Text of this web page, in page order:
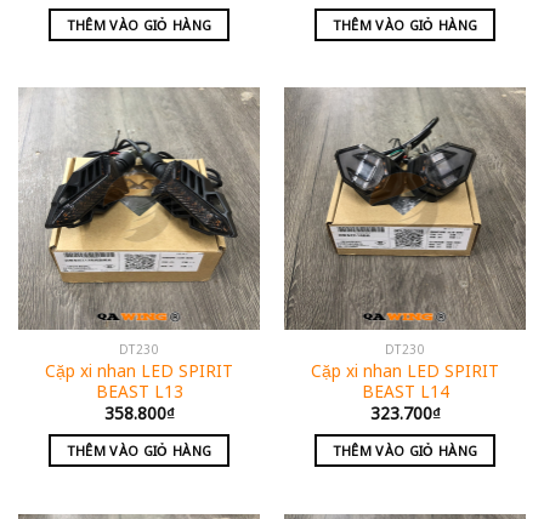
THÊM VÀO GIỎ HÀNG THÊM VÀO GIỎ HÀNG
DT230
Cặp xi nhan LED SPIRIT
BEAST L13
358.800₫
THÊM VÀO GIỎ HÀNG
DT230
Cặp xi nhan LED SPIRIT
BEAST L14
323.700₫
THÊM VÀO GIỎ HÀNG